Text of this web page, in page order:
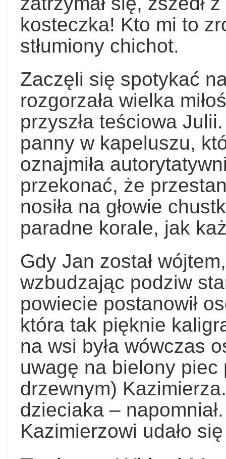
kosteczka! Kto mi to
stłumiony chichot.
Zaczęli się spotykać
rozgorzała wielka
przyszła teściowa
panny w kapeluszu,
oznajmiła
przekonać, że
nosiła na głowie
paradne korale, jak
Gdy Jan został
wzbudzając podziw
powiecie postanowił
która tak pięknie
na wsi była wówczas
uwagę na bielony
drzewnym)
dzieciaka –
Kazimierzowi udało